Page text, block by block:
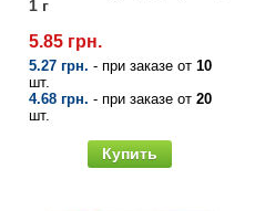
1 г
5.85 грн.
5.27 грн. - при заказе от 10
шт.
4.68 грн. - при заказе от 20
шт.
Купить